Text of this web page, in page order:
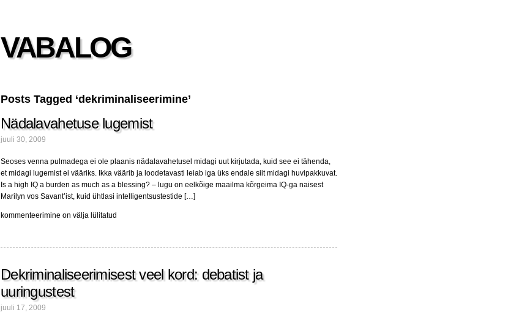
VABALOG
Posts Tagged ‘dekriminaliseerimine’
Nädalavahetuse lugemist
juuli 30, 2009
Seoses venna pulmadega ei ole plaanis nädalavahetusel midagi uut kirjutada, kuid see ei tähenda,
et midagi lugemist ei vääriks. Ikka väärib ja loodetavasti leiab iga üks endale siit midagi huvipakkuvat.
Is a high IQ a burden as much as a blessing? – lugu on eelkõige maailma kõrgeima IQ-ga naisest
Marilyn vos Savant’ist, kuid ühtlasi intelligentsustestide […]
Nädalavahetuse
kommenteerimine on välja lülitatud
Dekriminaliseerimisest veel kord: debatist ja
uuringustest
juuli 17, 2009